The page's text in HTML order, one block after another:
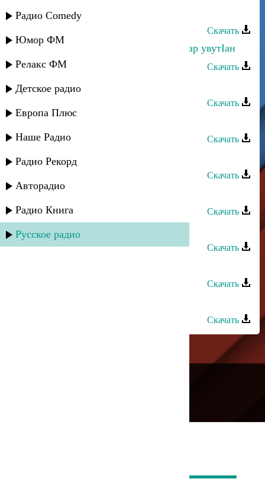
Радио Comedy
Юмор ФМ
Релакс ФМ
Детское радио
Европа Плюс
Наше Радио
Радио Рекорд
Авторадио
Радио Книга
Русское радио
Альфия Мурсалова - Нехороший
Скачать
Альфия Мурсалова - Ккундарзуз сар увутIан
Скачать
Альфия Мурсалова - Каищна
Скачать
Альфия Мурсалова - Инсафсуз
Скачать
Камила Мамедова - Лезгинка
Скачать
Самур - Камила
Скачать
Скачать
Скачать
Скачать